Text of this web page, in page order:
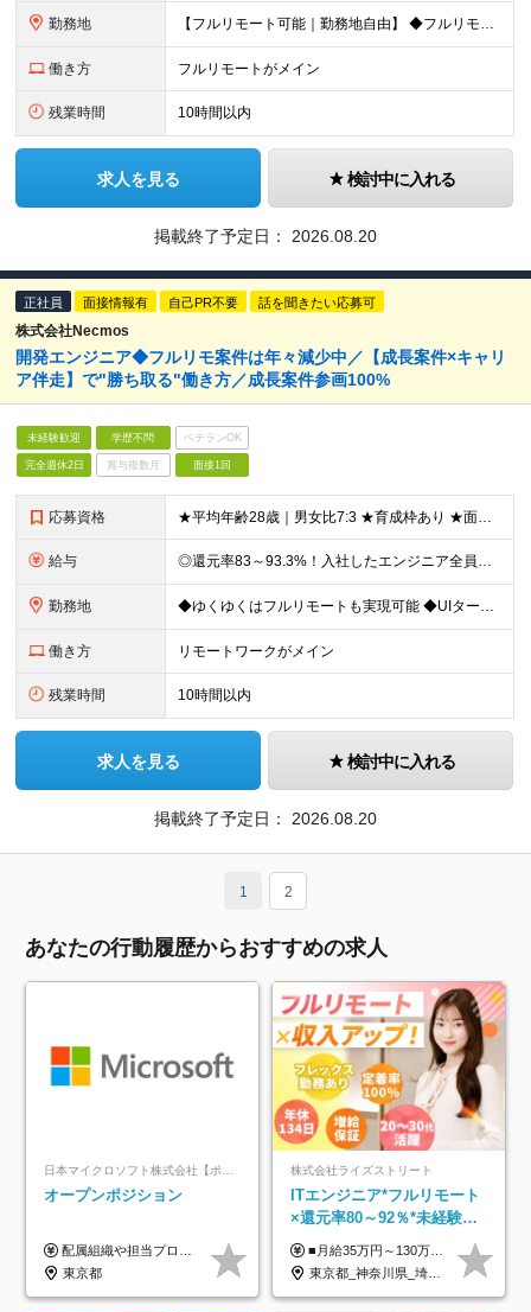
勤務地 【フルリモート可能｜勤務地自由】 ◆フルリモート多数！全国どこでも、好きな場所で働ける ◆UIターン歓迎！転勤なし ◆リモートワーク／出社も自由に選べる 【本社】 〒155-0032 東京都世田谷区
働き方 フルリモートがメイン
残業時間 10時間以内
求人を見る 検討中に入れる
掲載終了予定日： 2026.08.20
正社員 面接情報有 自己PR不要 話を聞きたい応募可
株式会社Necmos
開発エンジニア◆フルリモ案件は年々減少中／【成長案件×キャリ
ア伴走】で"勝ち取る"働き方／成長案件参画100%
未経験歓迎 学歴不問 ベテランOK
完全週休2日 賞与複数月 面接1回
応募資格 ★平均年齢28歳｜男女比7:3 ★育成枠あり ★面接1回スピード選考 ★20代～30代活躍中 ★学歴不問 【応募条件】 ◎経験者 何らかの開発・設計構築の経験をお持ちの方 └言語・業界・ジャンル不問
給与 ◎還元率83～93.3%！入社したエンジニア全員年収UP（平均160万円UP/平均月給45万円） ◎上昇還元率制・単価連動型⇒会社利益は最大10万円！残り全てを還元 ◎平均月単価は67万円 月給40
勤務地 ◆ゆくゆくはフルリモートも実現可能 ◆UIターン歓迎！転勤なし 【本社】 〒155-0032 東京都世田谷区代沢5-30-2 A＊G下北沢2F-2 ＼理想の働き方を実現／ ・在宅勤務と出社を自由に
働き方 リモートワークがメイン
残業時間 10時間以内
求人を見る 検討中に入れる
掲載終了予定日： 2026.08.20
1 2
あなたの行動履歴からおすすめの求人
日本マイクロソフト株式会社【ポジションマッチ登録】
オープンポジション
配属組織や担当プロジェクトにより異なります。 ▼参考情報 ----------------------- 年俸650万～（1/12を月々支給） ※経験、能力を考慮の上、当社規定により優遇いたします。 ※時間外、休日出勤、深夜手当に対する賃金も基本年俸に含みます。
東京都
株式会社ライズストリート
ITエンジニア*フルリモート
×還元率80～92％*未経験歓
迎*年休134日*月給35万～*
定着率100%
■月給35万円～130万円＋賞与年2回＋各種手当 ※システムエンジニアの経験をお持ちの方は月給41万円以上＋賞与年2回（108万円～）＋手当 ■単価（年収）アップのチャンスは最大年12回 ※残業代は1分単位で100％全額支給。サービス残業などは一切ありません ※試用期間6ヵ月（試用期間中の待遇・給与に差はありません）
東京都_神奈川県_埼玉県_千葉県_大阪府_愛知県_北海道_青森県_岩手県_宮城県_秋田県_山形県_福島県_茨城県_栃木県_群馬県_新潟県_山梨県_長野県_富山県_石川県_福井県_静岡県_岐阜県_三重県_兵庫県_京都府_滋賀県_奈良県_和歌山県_広島県_岡山県_鳥取県_島根県_山口県_徳島県_香川県_愛媛県_高知県_福岡県_熊本県_佐賀県_長崎県_大分県_宮崎県_鹿児島県_沖縄県